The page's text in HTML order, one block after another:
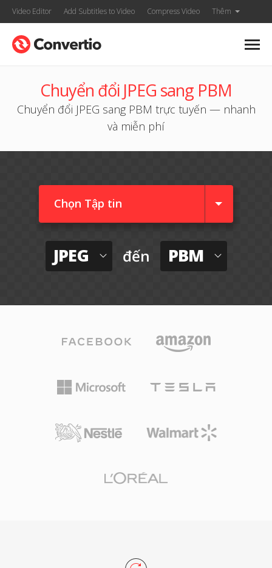
Video Editor Add Subtitles to Video Compress Video Thêm
Chuyển đổi JPEG sang PBM
Chuyển đổi JPEG sang PBM trực tuyến — nhanh
và miễn phí
Chọn Tập tin
JPEG đến PBM